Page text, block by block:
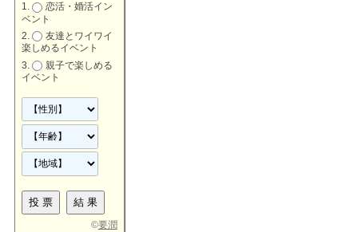
恋活・婚活イン
ベント
友達とワイワイ
楽しめるイベント
親子で楽しめる
イベント
©要潤